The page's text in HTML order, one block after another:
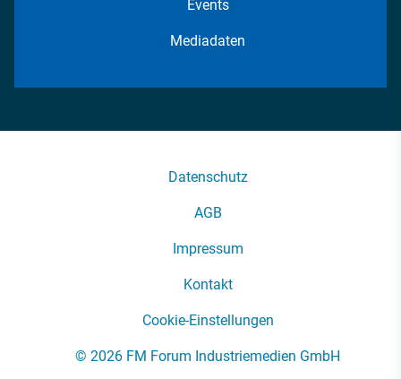
Events
Mediadaten
Datenschutz
AGB
Impressum
Kontakt
Cookie-Einstellungen
© 2026 FM Forum Industriemedien GmbH